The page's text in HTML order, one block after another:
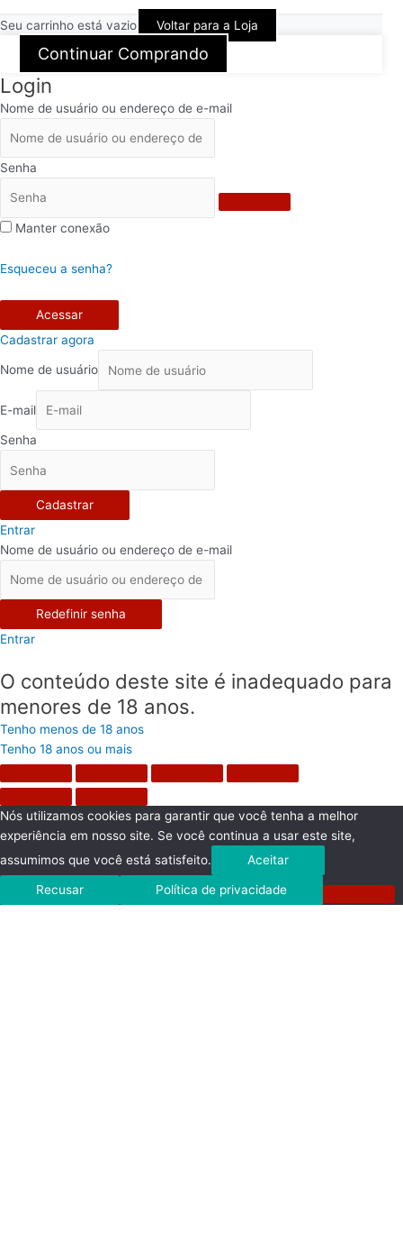
Seu carrinho está vazio Voltar para a Loja
Continuar Comprando
Login
Nome de usuário ou endereço de e-mail
Senha
Manter conexão
Esqueceu a senha?
Acessar
Cadastrar agora
Nome de usuário
E-mail
Senha
Cadastrar
Entrar
Nome de usuário ou endereço de e-mail
Redefinir senha
Entrar
O conteúdo deste site é inadequado para
menores de 18 anos.
Tenho menos de 18 anos
Tenho 18 anos ou mais
Nós utilizamos cookies para garantir que você tenha a melhor
experiência em nosso site. Se você continua a usar este site,
assumimos que você está satisfeito.
Aceitar
Recusar Política de privacidade